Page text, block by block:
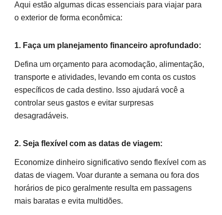
Aqui estão algumas dicas essenciais para viajar para
o exterior de forma econômica:
1. Faça um planejamento financeiro aprofundado:
Defina um orçamento para acomodação, alimentação,
transporte e atividades, levando em conta os custos
específicos de cada destino. Isso ajudará você a
controlar seus gastos e evitar surpresas
desagradáveis.
2. Seja flexível com as datas de viagem:
Economize dinheiro significativo sendo flexível com as
datas de viagem. Voar durante a semana ou fora dos
horários de pico geralmente resulta em passagens
mais baratas e evita multidões.